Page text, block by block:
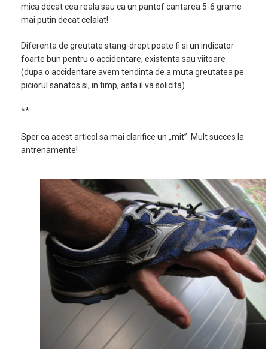
mica decat cea reala sau ca un pantof cantarea 5-6 grame
mai putin decat celalat!
Diferenta de greutate stang-drept poate fi si un indicator
foarte bun pentru o accidentare, existenta sau viitoare
(dupa o accidentare avem tendinta de a muta greutatea pe
piciorul sanatos si, in timp, asta il va solicita).
**
Sper ca acest articol sa mai clarifice un „mit”. Mult succes la
antrenamente!